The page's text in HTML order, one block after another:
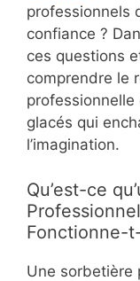
professionnels
confiance ?
ces questions
comprendre le
glacés qui
l’imagination.
Qu’est-ce
Fonctionne-
Une sorbetière